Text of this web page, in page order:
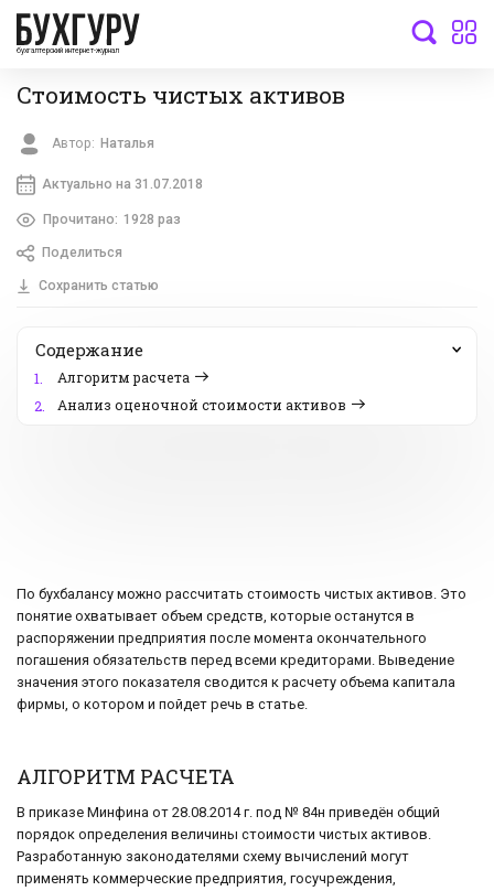
бухгалтерский интернет-журнал
Стоимость чистых активов
Автор: Наталья
Актуально на 31.07.2018
Прочитано: 1928 раз
Поделиться
Сохранить статью
Содержание
1.
Алгоритм расчета
2.
Анализ оценочной стоимости активов
По бухбалансу можно рассчитать стоимость чистых активов. Это
понятие охватывает объем средств, которые останутся в
распоряжении предприятия после момента окончательного
погашения обязательств перед всеми кредиторами. Выведение
значения этого показателя сводится к расчету объема капитала
фирмы, о котором и пойдет речь в статье.
АЛГОРИТМ РАСЧЕТА
В приказе Минфина от 28.08.2014 г. под № 84н приведён общий
порядок определения величины стоимости чистых активов.
Разработанную законодателями схему вычислений могут
применять коммерческие предприятия, госучреждения,